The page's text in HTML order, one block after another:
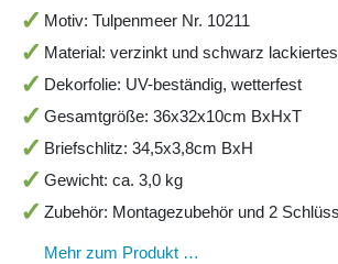
Motiv: Tulpenmeer Nr. 10211
Material: verzinkt und schwarz
Dekorfolie: UV-beständig, wetterfest
Gesamtgröße: 36x32x10cm BxHxT
Briefschlitz: 34,5x3,8cm BxH
Gewicht: ca. 3,0 kg
Zubehör: Montagezubehör und 2
Mehr zum Produkt …